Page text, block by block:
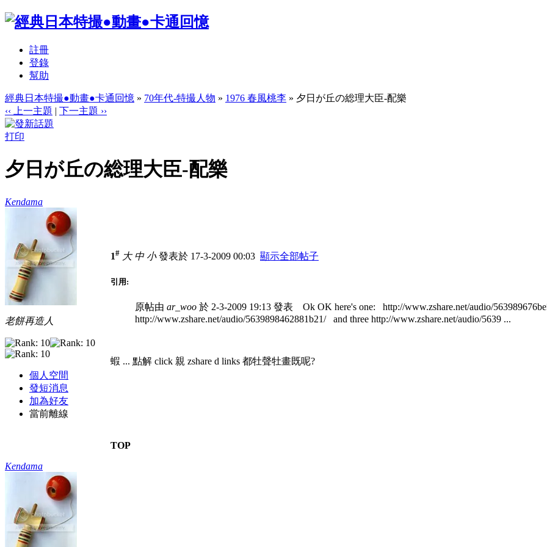
註冊
登錄
幫助
經典日本特撮●動畫●卡通回憶 » 70年代-特撮人物 » 1976 春風桃李 » 夕日が丘の総理大臣-配樂
‹‹ 上一主題 | 下一主題 ››
打印
夕日が丘の総理大臣-配樂
Kendama
老餅再造人
個人空間
發短消息
加為好友
當前離線
1# 大 中 小發表於 17-3-2009 00:03 顯示全部帖子
引用:
原帖由 ar_woo 於 2-3-2009 19:13 發表
Ok OK here's one: http://www.zshare.net/audio/
http://www.zshare.net/audio/5639898462881b21/ and three http://www.zshare.net/audio/5639 ...
蝦 ... 點解 click 親 zshare d links 都牡聲牡畫既呢?
TOP
Kendama